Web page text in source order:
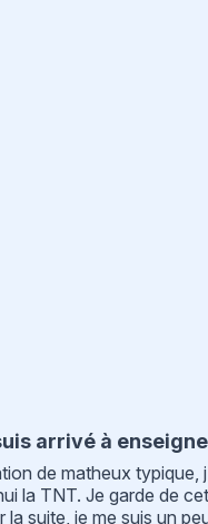
arrivé à
de matheux
la TNT. Je garde de
la suite, je me suis un